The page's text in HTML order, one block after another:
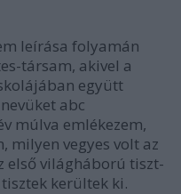
leírása folyamán
társam, akivel a
együtt
abc
múlva emlékezem,
milyen vegyes volt az
első világháború tiszt-
kerültek ki.